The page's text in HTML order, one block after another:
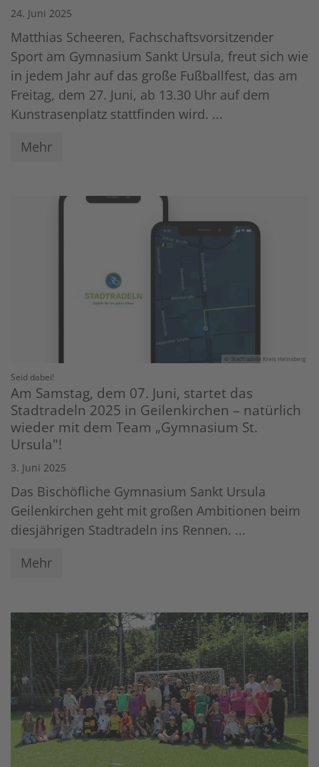
24. Juni 2025
Matthias Scheeren, Fachschaftsvorsitzender
Sport am Gymnasium Sankt Ursula, freut sich wie
in jedem Jahr auf das große Fußballfest, das am
Freitag, dem 27. Juni, ab 13.30 Uhr auf dem
Kunstrasenplatz stattfinden wird. ...
Mehr
© Stadtradeln Kreis Heinsberg
Seid dabei!
Am Samstag, dem 07. Juni, startet das
Stadtradeln 2025 in Geilenkirchen – natürlich
wieder mit dem Team „Gymnasium St.
Ursula"!
3. Juni 2025
Das Bischöfliche Gymnasium Sankt Ursula
Geilenkirchen geht mit großen Ambitionen beim
diesjährigen Stadtradeln ins Rennen. ...
Mehr